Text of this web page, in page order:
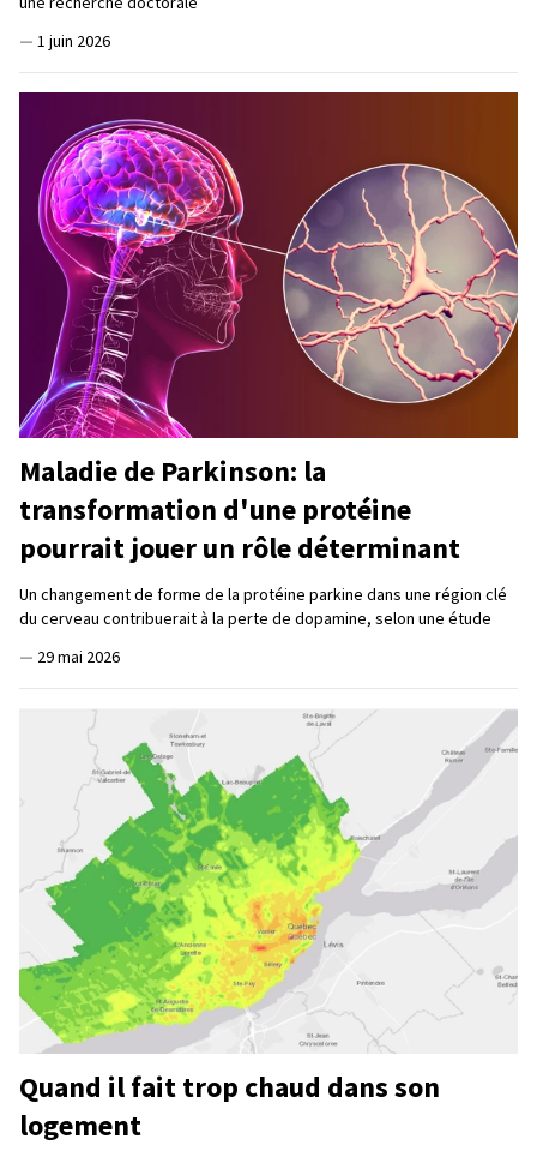
— 1 juin 2026
Maladie de Parkinson: la
transformation d'une protéine
pourrait jouer un rôle déterminant
Un changement de forme de la protéine parkine dans une région clé
du cerveau contribuerait à la perte de dopamine, selon une étude
— 29 mai 2026
Quand il fait trop chaud dans son
logement